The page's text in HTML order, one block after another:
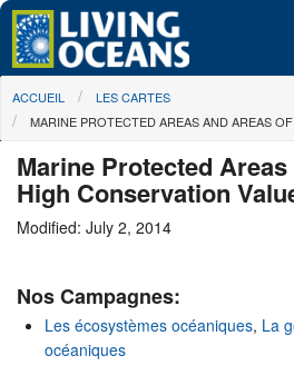
Skip to main content
À propos de nous
Centre des Médias
Passez à l'action
You are here
ACCUEIL
LES CARTES
MARINE PROTECTED AREAS AND AREAS
Marine Protected
High Conservation
Modified: July 2, 2014
Nos Campagnes:
Les écosystèmes océaniques, La
océaniques